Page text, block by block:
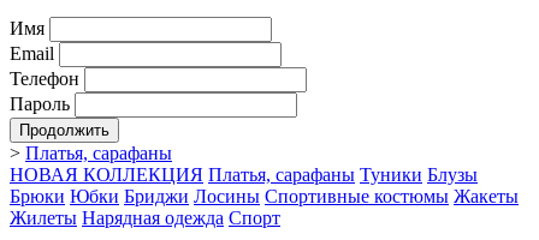
Имя
Email
Телефон
Пароль
Продолжить
> Платья, сарафаны
НОВАЯ КОЛЛЕКЦИЯ Платья, сарафаны Туники Блузы
Брюки Юбки Бриджи Лосины Спортивные костюмы Жакеты
Жилеты Нарядная одежда Спорт